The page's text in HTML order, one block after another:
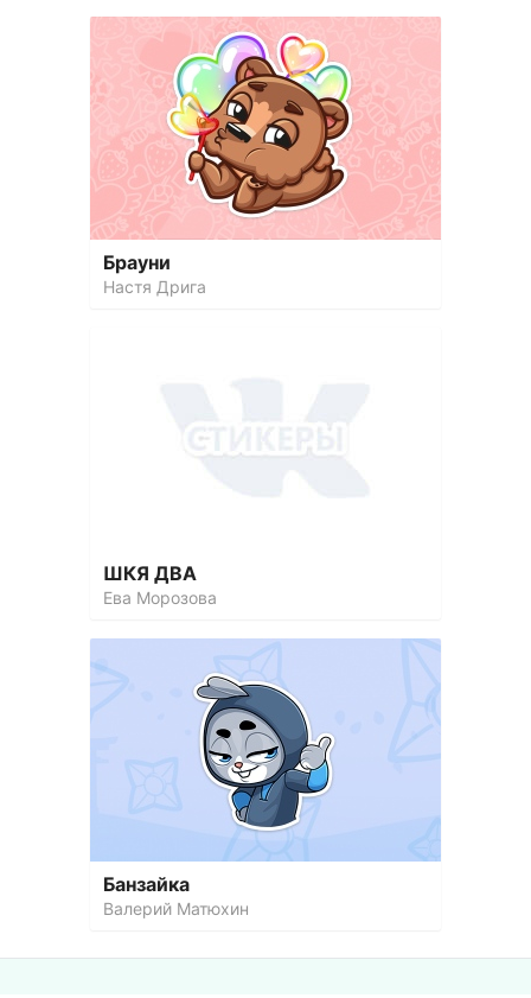
Брауни
Настя Дрига
ШКЯ ДВА
Ева Морозова
Банзайка
Валерий Матюхин